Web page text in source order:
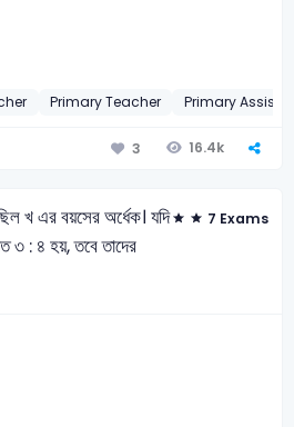
Primary Teacher Primary
3 16.4k
খ এর বয়সের অর্ধেক। যদি
৩ : ৪ হয়, তবে তাদের
7 Exams